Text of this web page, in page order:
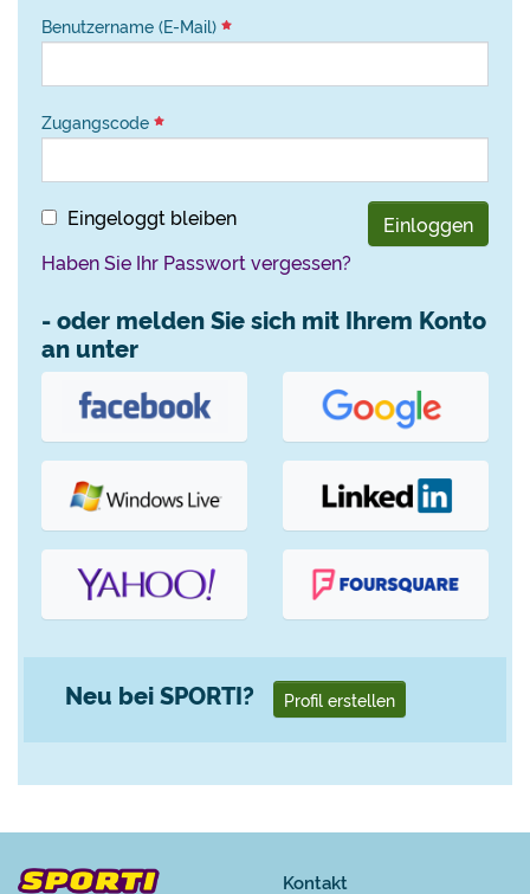
Benutzername (E-Mail)
Zugangscode
Eingeloggt bleiben
Einloggen
Haben Sie Ihr Passwort vergessen?
- oder melden Sie sich mit Ihrem Konto
an unter
Neu bei SPORTI? Profil erstellen
Kontakt